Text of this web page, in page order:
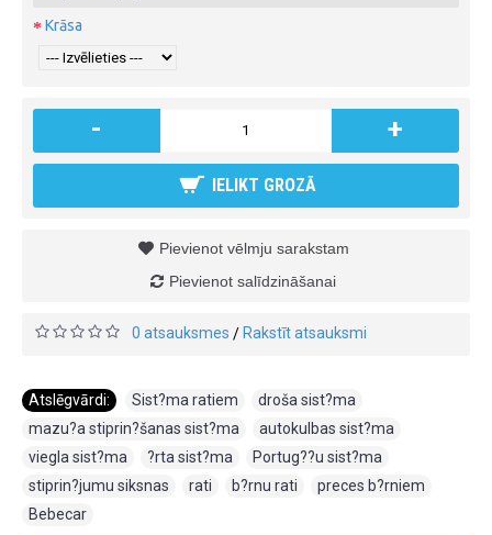
Krāsa
- +
IELIKT GROZĀ
Pievienot vēlmju sarakstam
Pievienot salīdzināšanai
0 atsauksmes / Rakstīt atsauksmi
Atslēgvārdi: Sist?ma ratiem droša sist?ma
mazu?a stiprin?šanas sist?ma
autokulbas sist?ma
viegla sist?ma
?rta sist?ma Portug??u sist?ma
stiprin?jumu siksnas
rati b?rnu rati preces b?rniem
Bebecar